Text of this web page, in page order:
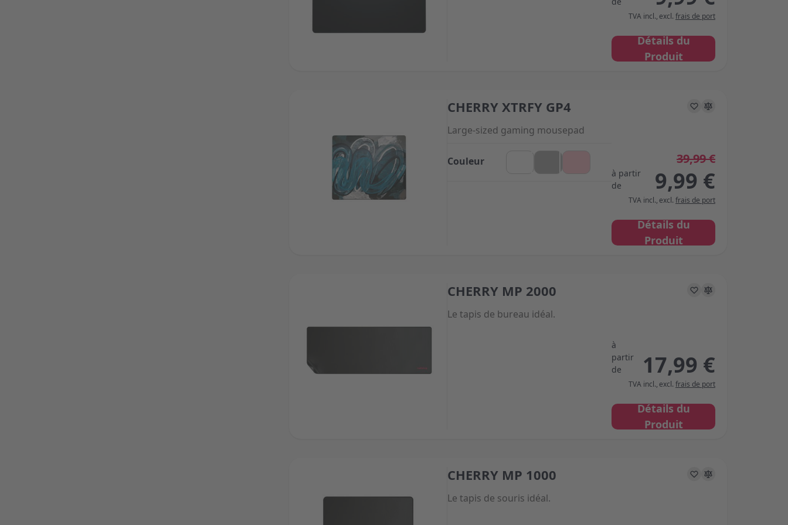
TVA incl., excl. frais de port
Détails du
Produit
Couleur
Large-sized gaming mousepad
The price depends on the options chosen on the product page
CHERRY XTRFY GP4
39,99 €
à partir
de
9,99 €
TVA incl., excl. frais de port
Détails du
Produit
Le tapis de bureau idéal.
The price depends on the options chosen on the product page
CHERRY MP 2000
à
partir
de
17,99 €
TVA incl., excl. frais de port
Détails du
Produit
Le tapis de souris idéal.
The price depends on the options chosen on the product page
CHERRY MP 1000